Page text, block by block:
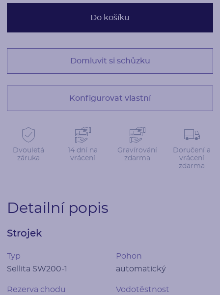
Do košíku
Domluvit si schůzku
Konfigurovat vlastní
Dvouletá
záruka
14 dní na
vrácení
Gravírování
zdarma
Doručení a
vrácení
zdarma
Detailní popis
Strojek
Typ
Sellita SW200-1
Pohon
automatický
Rezerva chodu
Vodotěstnost